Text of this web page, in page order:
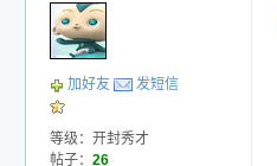
加好友 发短信
等级：开封秀才
帖子： 26